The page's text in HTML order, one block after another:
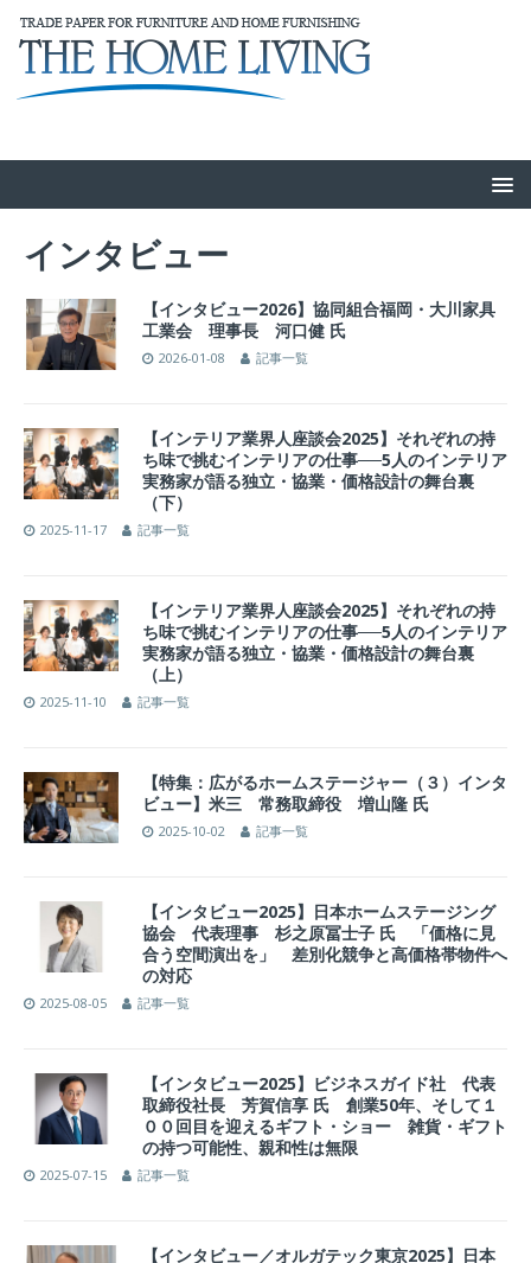
インタビュー
【インタビュー2026】協同組合福岡・大川家具
工業会 理事長 河口健 氏
2026-01-08 記事一覧
【インテリア業界人座談会2025】それぞれの持
ち味で挑むインテリアの仕事──5人のインテリア
実務家が語る独立・協業・価格設計の舞台裏
（下）
2025-11-17 記事一覧
【インテリア業界人座談会2025】それぞれの持
ち味で挑むインテリアの仕事──5人のインテリア
実務家が語る独立・協業・価格設計の舞台裏
（上）
2025-11-10 記事一覧
【特集：広がるホームステージャー（３）インタ
ビュー】米三 常務取締役 増山隆 氏
2025-10-02 記事一覧
【インタビュー2025】日本ホームステージング
協会 代表理事 杉之原冨士子 氏 「価格に見
合う空間演出を」 差別化競争と高価格帯物件へ
の対応
2025-08-05 記事一覧
【インタビュー2025】ビジネスガイド社 代表
取締役社長 芳賀信享 氏 創業50年、そして１
００回目を迎えるギフト・ショー 雑貨・ギフト
の持つ可能性、親和性は無限
2025-07-15 記事一覧
【インタビュー／オルガテック東京2025】日本